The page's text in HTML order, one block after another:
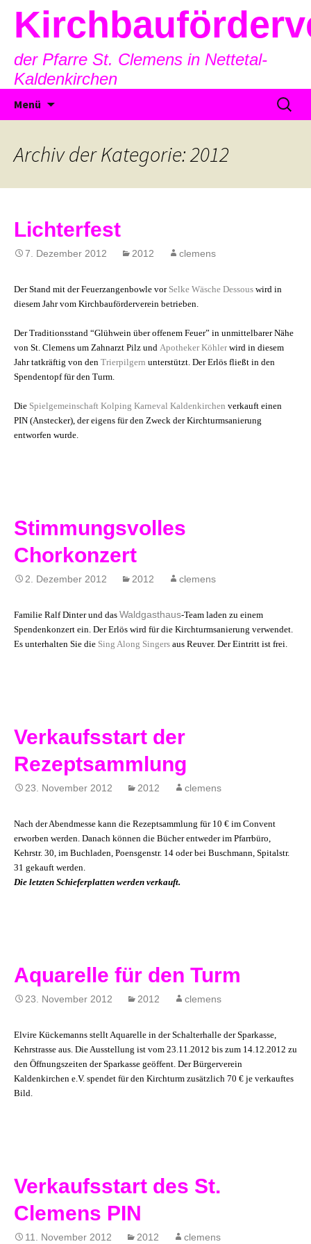
der Pfarre St. Clemens in Nettetal-
Kaldenkirchen
Menü
Suche
nach:
Archiv der Kategorie: 2012
Lichterfest
7. Dezember 2012 2012 clemens
Der Stand mit der Feuerzangenbowle vor Selke Wäsche Dessous wird in
diesem Jahr vom Kirchbauförderverein betrieben.
Der Traditionsstand “Glühwein über offenem Feuer” in unmittelbarer Nähe
von St. Clemens um Zahnarzt Pilz und Apotheker Köhler wird in diesem
Jahr tatkräftig von den Trierpilgern unterstützt. Der Erlös fließt in den
Spendentopf für den Turm.
Die Spielgemeinschaft Kolping Karneval Kaldenkirchen verkauft einen
PIN (Anstecker), der eigens für den Zweck der Kirchturmsanierung
entworfen wurde.
Stimmungsvolles
Chorkonzert
2. Dezember 2012 2012 clemens
Familie Ralf Dinter und das Waldgasthaus-Team laden zu einem
Spendenkonzert ein. Der Erlös wird für die Kirchturmsanierung verwendet.
Es unterhalten Sie die Sing Along Singers aus Reuver. Der Eintritt ist frei.
Verkaufsstart der
Rezeptsammlung
23. November 2012 2012 clemens
Nach der Abendmesse kann die Rezeptsammlung für 10 € im Convent
erworben werden. Danach können die Bücher entweder im Pfarrbüro,
Kehrstr. 30, im Buchladen, Poensgenstr. 14 oder bei Buschmann, Spitalstr.
31 gekauft werden.
Die letzten Schieferplatten werden verkauft.
Aquarelle für den Turm
23. November 2012 2012 clemens
Elvire Kückemanns stellt Aquarelle in der Schalterhalle der Sparkasse,
Kehrstrasse aus. Die Ausstellung ist vom 23.11.2012 bis zum 14.12.2012 zu
den Öffnungszeiten der Sparkasse geöffent. Der Bürgerverein
Kaldenkirchen e.V. spendet für den Kirchturm zusätzlich 70 € je verkauftes
Bild.
Verkaufsstart des St.
Clemens PIN
11. November 2012 2012 clemens